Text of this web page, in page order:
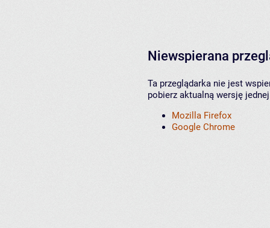
Niewspierana
Ta przeglądarka nie jest
pobierz aktualną wersję
Mozilla Firefox
Google Chrome